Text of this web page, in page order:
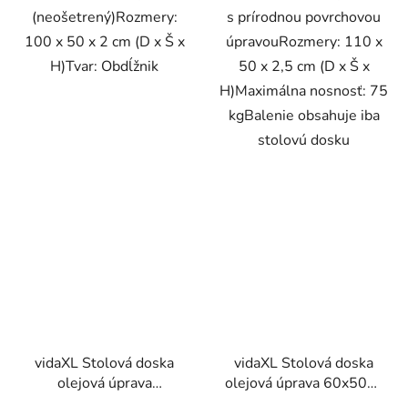
(neošetrený)Rozmery:
100 x 50 x 2 cm (D x Š x
H)Tvar: Obdĺžnik
s prírodnou povrchovou
úpravouRozmery: 110 x
50 x 2,5 cm (D x Š x
H)Maximálna nosnosť: 75
kgBalenie obsahuje iba
stolovú dosku
vidaXL Stolová doska
olejová úprava
vidaXL Stolová doska
olejová úprava 60x50x4